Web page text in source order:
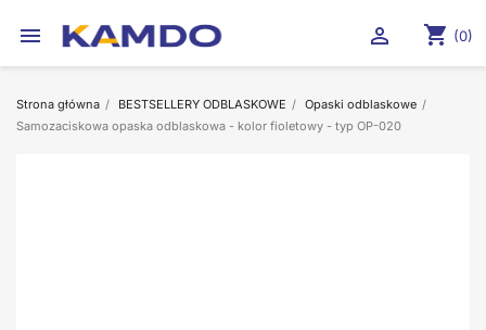
 shopping_cart (0)

Strona główna BESTSELLERY ODBLASKOWE
Opaski odblaskowe
Samozaciskowa opaska odblaskowa - kolor fioletowy - typ OP-020